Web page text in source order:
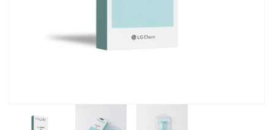
Adresse e-mail (ne sera pas publiée)
Ajouter un avis